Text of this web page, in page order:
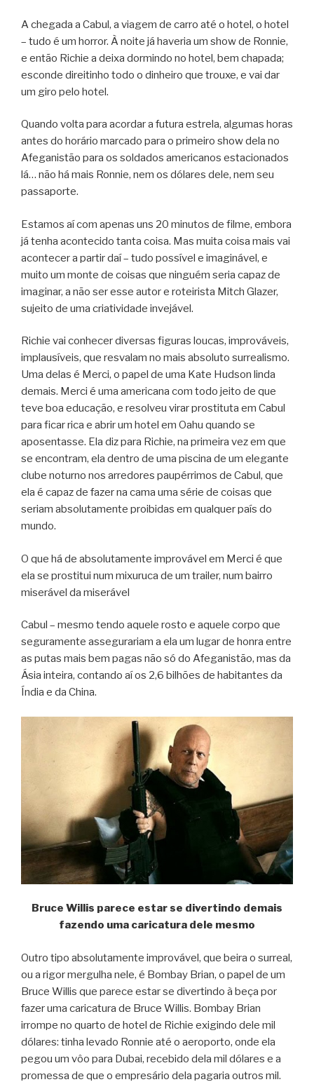
A chegada a Cabul, a viagem de carro até o hotel, o hotel
– tudo é um horror. À noite já haveria um show de Ronnie,
e então Richie a deixa dormindo no hotel, bem chapada;
esconde direitinho todo o dinheiro que trouxe, e vai dar
um giro pelo hotel.
Quando volta para acordar a futura estrela, algumas horas
antes do horário marcado para o primeiro show dela no
Afeganistão para os soldados americanos estacionados
lá… não há mais Ronnie, nem os dólares dele, nem seu
passaporte.
Estamos aí com apenas uns 20 minutos de filme, embora
já tenha acontecido tanta coisa. Mas muita coisa mais vai
acontecer a partir daí – tudo possível e imaginável, e
muito um monte de coisas que ninguém seria capaz de
imaginar, a não ser esse autor e roteirista Mitch Glazer,
sujeito de uma criatividade invejável.
Richie vai conhecer diversas figuras loucas, improváveis,
implausíveis, que resvalam no mais absoluto surrealismo.
Uma delas é Merci, o papel de uma Kate Hudson linda
demais. Merci é uma americana com todo jeito de que
teve boa educação, e resolveu virar prostituta em Cabul
para ficar rica e abrir um hotel em Oahu quando se
aposentasse. Ela diz para Richie, na primeira vez em que
se encontram, ela dentro de uma piscina de um elegante
clube noturno nos arredores paupérrimos de Cabul, que
ela é capaz de fazer na cama uma série de coisas que
seriam absolutamente proibidas em qualquer país do
mundo.
O que há de absolutamente improvável em Merci é que
ela se prostitui num mixuruca de um trailer, num bairro
miserável da miserável
Cabul – mesmo tendo aquele rosto e aquele corpo que
seguramente assegurariam a ela um lugar de honra entre
as putas mais bem pagas não só do Afeganistão, mas da
Ásia inteira, contando aí os 2,6 bilhões de habitantes da
Índia e da China.
Bruce Willis parece estar se divertindo demais
fazendo uma caricatura dele mesmo
Outro tipo absolutamente improvável, que beira o surreal,
ou a rigor mergulha nele, é Bombay Brian, o papel de um
Bruce Willis que parece estar se divertindo à beça por
fazer uma caricatura de Bruce Willis. Bombay Brian
irrompe no quarto de hotel de Richie exigindo dele mil
dólares: tinha levado Ronnie até o aeroporto, onde ela
pegou um vôo para Dubai, recebido dela mil dólares e a
promessa de que o empresário dela pagaria outros mil.